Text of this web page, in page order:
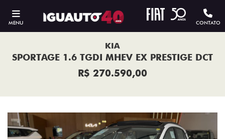
MENU CONTATO
KIA
SPORTAGE 1.6 TGDI MHEV EX PRESTIGE DCT
R$ 270.590,00